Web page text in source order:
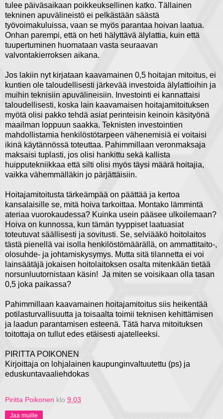
tulee päiväsaikaan poikkeuksellinen katko. Tällainen
tekninen apuvälineistö ei pelkästään säästä
työvoimakuluissa, vaan se myös parantaa hoivan laatua.
Onhan parempi, että on heti hälyttävä älylattia, kuin että
tuupertuminen huomataan vasta seuraavan
valvontakierroksen aikana.
Jos lakiin nyt kirjataan kaavamainen 0,5 hoitajan mitoitus, ei
kuntien ole taloudellisesti järkevää investoida älylattioihin ja
muihin teknisiin apuvälineisiin. Investointi ei kannattaisi
taloudellisesti, koska lain kaavamaisen hoitajamitoituksen
myötä olisi pakko tehdä asiat perinteisin keinoin käsityönä
maailman loppuun saakka. Teknisten investointien
mahdollistamia henkilöstötarpeen vähenemisiä ei voitaisi
ikinä käytännössä toteuttaa. Pahimmillaan veronmaksaja
maksaisi tuplasti, jos olisi hankittu sekä kallista
huipputekniikkaa että silti olisi myös täysi määrä hoitajia,
vaikka vähemmälläkin jo pärjättäisiin.
Hoitajamitoitusta tärkeämpää on päättää ja kertoa
kansalaisille se, mitä hoiva tarkoittaa. Montako lämmintä
ateriaa vuorokaudessa? Kuinka usein pääsee ulkoilemaan?
Hoiva on kunnossa, kun tämän tyyppiset laatuasiat
toteutuvat säällisesti ja sovitusti. Se, selviääkö hoitolaitos
tästä pienellä vai isolla henkilöstömäärällä, on ammattitaito-,
olosuhde- ja johtamiskysymys. Mutta sitä tilannetta ei voi
lainsäätäjä jokaisen hoitolaitoksen osalta mitenkään tietää
norsunluutornistaan käsin! Ja miten se voisikaan olla tasan
0,5 joka paikassa?
Pahimmillaan kaavamainen hoitajamitoitus siis heikentää
potilasturvallisuutta ja toisaalta toimii teknisen kehittämisen
ja laadun parantamisen esteenä. Tätä harva mitoituksen
toitottaja on tullut edes etäisesti ajatelleeksi.
PIRITTA POIKONEN
Kirjoittaja on lohjalainen kaupunginvaltuutettu (ps) ja
eduskuntavaaliehdokas
Piritta Poikonen klo 9.03
Jaa muille